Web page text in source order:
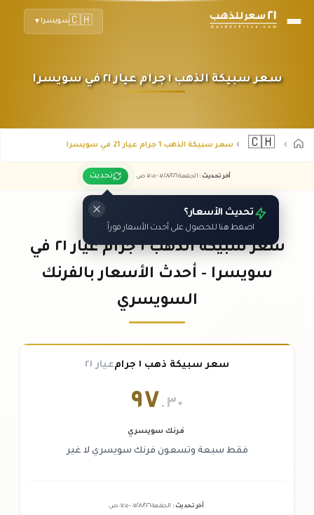
🇨🇭سويسرا ▼
سعر سبيكة الذهب ١ جرام عيار ٢١ في سويسرا
🇨🇭 سعر سبيكة الذهب 1 جرام عيار 21 في سويسرا
آخر تحديث : الجمعة ٠٧ /٠٨/٢٠٢٦ - ٠٧:٠٥ ص تحديث
تحديث الأسعار؟
اضغط هنا للحصول على أحدث الأسعار فوراً
سعر سبيكة الذهب ١ جرام عيار ٢١ في
سويسرا - أحدث الأسعار بالفرنك
السويسري
سعر سبيكة ذهب ١ جرام عيار ٢١
٩٧ .٣٠
فرنك سويسري
فقط سبعة وتسعون فرنك سويسري لا غير
آخر تحديث : الجمعة ٠٧ /٠٨/٢٠٢٦ - ٠٧:٠٥ ص